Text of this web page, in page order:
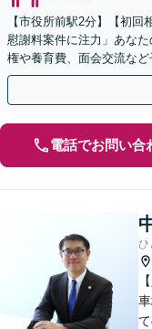
【市役所前駅2分】【初
慰謝料案件に注力」あな
権や養育費、面会交流など
に対応「安心の費用体系
電話でお問い合
ひ